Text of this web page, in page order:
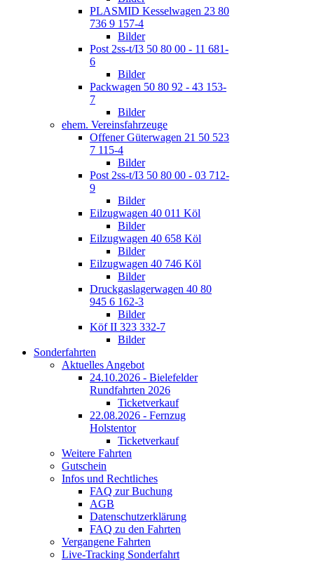
PLASMID Kesselwagen 23 80
736 9 157-4
Bilder
Post 2ss-t/I3 50 80 00 - 11 681-
6
Bilder
Packwagen 50 80 92 - 43 153-
7
Bilder
ehem. Vereinsfahrzeuge
Offener Güterwagen 21 50 523
7 115-4
Bilder
Post 2ss-t/I3 50 80 00 - 03 712-
9
Bilder
Eilzugwagen 40 011 Köl
Bilder
Eilzugwagen 40 658 Köl
Bilder
Eilzugwagen 40 746 Köl
Bilder
Druckgaslagerwagen 40 80
945 6 162-3
Bilder
Köf II 323 332-7
Bilder
Sonderfahrten
Aktuelles Angebot
24.10.2026 - Bielefelder
Rundfahrten 2026
Ticketverkauf
22.08.2026 - Fernzug
Holstentor
Ticketverkauf
Weitere Fahrten
Gutschein
Infos und Rechtliches
FAQ zur Buchung
AGB
Datenschutzerklärung
FAQ zu den Fahrten
Vergangene Fahrten
Live-Tracking Sonderfahrt